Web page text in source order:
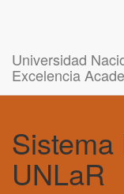
Universidad
Excelencia
UNLaR